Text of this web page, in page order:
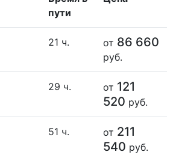
пути
21 ч. от 86 660
руб.
29 ч. от 121
520 руб.
51 ч. от 211
540 руб.